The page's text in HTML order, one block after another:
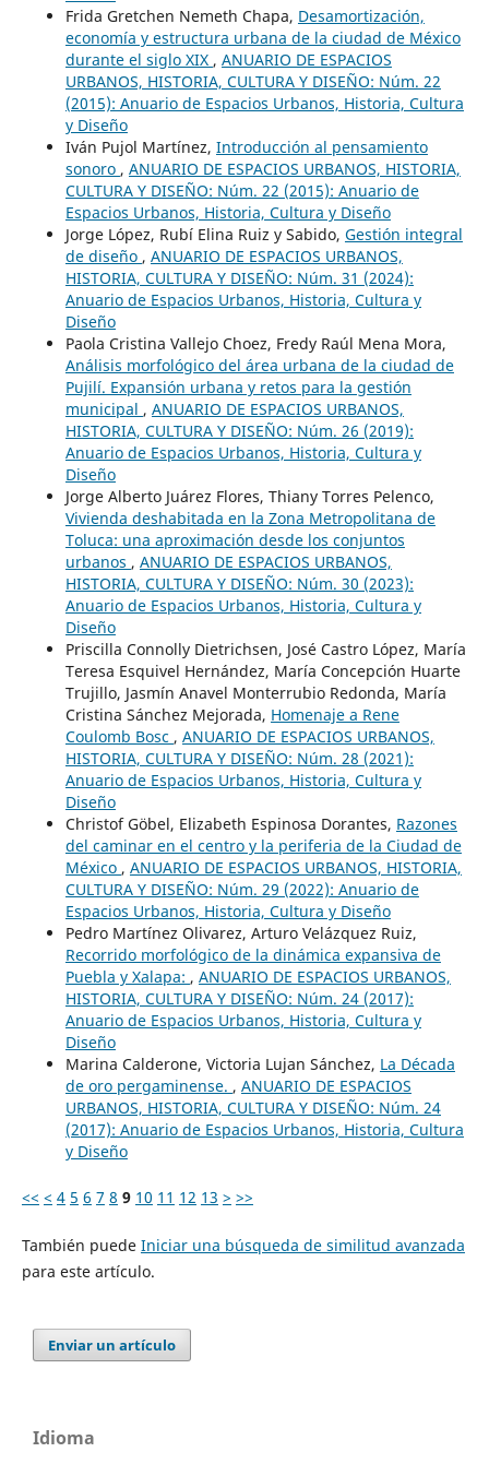
Frida Gretchen Nemeth Chapa, Desamortización,
economía y estructura urbana de la ciudad de México
durante el siglo XIX , ANUARIO DE ESPACIOS
URBANOS, HISTORIA, CULTURA Y DISEÑO: Núm. 22
(2015): Anuario de Espacios Urbanos, Historia, Cultura
y Diseño
Iván Pujol Martínez, Introducción al pensamiento
sonoro , ANUARIO DE ESPACIOS URBANOS, HISTORIA,
CULTURA Y DISEÑO: Núm. 22 (2015): Anuario de
Espacios Urbanos, Historia, Cultura y Diseño
Jorge López, Rubí Elina Ruiz y Sabido, Gestión integral
de diseño , ANUARIO DE ESPACIOS URBANOS,
HISTORIA, CULTURA Y DISEÑO: Núm. 31 (2024):
Anuario de Espacios Urbanos, Historia, Cultura y
Diseño
Paola Cristina Vallejo Choez, Fredy Raúl Mena Mora,
Análisis morfológico del área urbana de la ciudad de
Pujilí. Expansión urbana y retos para la gestión
municipal , ANUARIO DE ESPACIOS URBANOS,
HISTORIA, CULTURA Y DISEÑO: Núm. 26 (2019):
Anuario de Espacios Urbanos, Historia, Cultura y
Diseño
Jorge Alberto Juárez Flores, Thiany Torres Pelenco,
Vivienda deshabitada en la Zona Metropolitana de
Toluca: una aproximación desde los conjuntos
urbanos , ANUARIO DE ESPACIOS URBANOS,
HISTORIA, CULTURA Y DISEÑO: Núm. 30 (2023):
Anuario de Espacios Urbanos, Historia, Cultura y
Diseño
Priscilla Connolly Dietrichsen, José Castro López, María
Teresa Esquivel Hernández, María Concepción Huarte
Trujillo, Jasmín Anavel Monterrubio Redonda, María
Cristina Sánchez Mejorada, Homenaje a Rene
Coulomb Bosc , ANUARIO DE ESPACIOS URBANOS,
HISTORIA, CULTURA Y DISEÑO: Núm. 28 (2021):
Anuario de Espacios Urbanos, Historia, Cultura y
Diseño
Christof Göbel, Elizabeth Espinosa Dorantes, Razones
del caminar en el centro y la periferia de la Ciudad de
México , ANUARIO DE ESPACIOS URBANOS, HISTORIA,
CULTURA Y DISEÑO: Núm. 29 (2022): Anuario de
Espacios Urbanos, Historia, Cultura y Diseño
Pedro Martínez Olivarez, Arturo Velázquez Ruiz,
Recorrido morfológico de la dinámica expansiva de
Puebla y Xalapa: , ANUARIO DE ESPACIOS URBANOS,
HISTORIA, CULTURA Y DISEÑO: Núm. 24 (2017):
Anuario de Espacios Urbanos, Historia, Cultura y
Diseño
Marina Calderone, Victoria Lujan Sánchez, La Década
de oro pergaminense. , ANUARIO DE ESPACIOS
URBANOS, HISTORIA, CULTURA Y DISEÑO: Núm. 24
(2017): Anuario de Espacios Urbanos, Historia, Cultura
y Diseño
<< < 4 5 6 7 8 9 10 11 12 13 > >>
También puede Iniciar una búsqueda de similitud avanzada
para este artículo.
Enviar un artículo
Idioma